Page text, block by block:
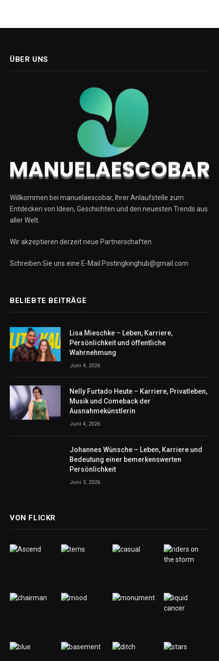
ÜBER UNS
Willkommen bei manuelaescobar, Ihrer Anlaufstelle zum
Entdecken von Ideen, Geschichten und den neuesten Trends aus
aller Welt.
Wir akzeptieren derzeit neue Partnerschaften.
Schreiben Sie uns eine E-Mail:Postingkinghub@gmail.com
BELIEBTE BEITRÄGE
Lisa Mieschke – Leben, Karriere,
Persönlichkeit und öffentliche
Wahrnehmung
Juni 4, 2026
Nelly Furtado Heute – Karriere, Privatleben,
Musik und Comeback der
Ausnahmekünstlerin
Juni 4, 2026
Johannes Wünsche – Leben, Karriere und
Bedeutung einer bemerkenswerten
Persönlichkeit
Juni 3, 2026
VON FLICKR